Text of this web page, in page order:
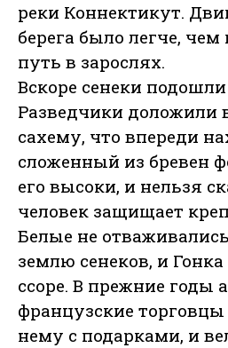
реки Коннектикут.
берега было легче,
путь в зарослях.
Вскоре сенеки
Разведчики доложили
сахему, что впереди
сложенный из бревен
его высоки, и нельзя
человек защищает
Белые не
землю сенеков, и
ссоре. В прежние годы
французские
нему с подарками, и